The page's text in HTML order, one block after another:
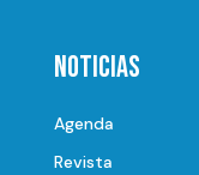
Noticias
Agenda
Revista